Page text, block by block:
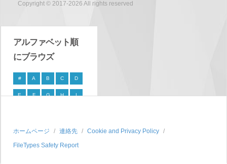
Copyright © 2017-2026 All rights reserved
アルファベット順
にブラウズ
# A B C D
E F G H I
P Q R S
T U V W X
ホームページ 連絡先
Cookie and Privacy Policy
FileTypes Safety Report